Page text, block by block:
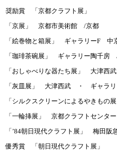
奨励賞 「京都クラフト展」
「京展」 京都市美術館 /京都
「絵巻物と箱展」 ギャラリーF 中
「珈琲茶碗展」 ギャラリー陶千房
「おしゃべりな器たち展」 大津西
「灰皿展」 大津西武 ・ ギャラリ
「シルクスクリーンによるやきも
「一輪挿展」 京都クラフトセンタ
「’84朝日現代クラフト展」 梅田
優秀賞 「朝日現代クラフト展」